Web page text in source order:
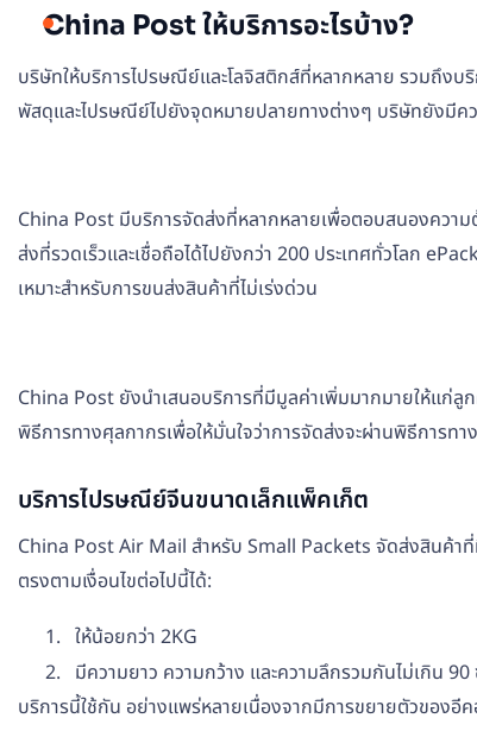
China Post ให้บริการอะไรบ้าง?
บริษัทให้บริการไปรษณีย์และโลจิสติกส์ที่หลากหลาย รวมถึงบ
พัสดุและไปรษณีย์ไปยังจุดหมายปลายทางต่างๆ บริษัทยังมีค
China Post มีบริการจัดส่งที่หลากหลายเพื่อตอบสนองควา
ส่งที่รวดเร็วและเชื่อถือได้ไปยังกว่า 200 ประเทศทั่วโลก
เหมาะสำหรับการขนส่งสินค้าที่ไม่เร่งด่วน
China Post ยังนำเสนอบริการที่มีมูลค่าเพิ่มมากมายให้แก่ลู
พิธีการทางศุลกากรเพื่อให้มั่นใจว่าการจัดส่งจะผ่านพิธีการ
บริการไปรษณีย์จีนขนาดเล็กแพ็คเก็ต
China Post Air Mail สำหรับ Small Packets จัดส่งสินค้า
ตรงตามเงื่อนไขต่อไปนี้ได้:
ให้น้อยกว่า 2KG
มีความยาว ความกว้าง และความลึกรวมกันไม่เกิน
บริการนี้ใช้กัน อย่างแพร่หลายเนื่องจากมีการขยายตัวของอี